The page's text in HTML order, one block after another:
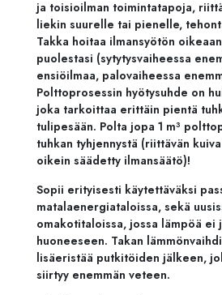
ja toisioilman toimintatapoja,
liekin suurelle tai pienelle,
Takka hoitaa ilmansyötön
puolestasi (sytytysvaiheessa
ensiöilmaa, palovaiheessa
Polttoprosessin hyötysuhde on
joka tarkoittaa erittäin pientä
tulipesään. Polta jopa 1 m³
tuhkan tyhjennystä (riittävän
oikein säädetty ilmansäätö)!
Sopii erityisesti käytettäväksi
matalaenergiataloissa, sekä
omakotitaloissa, jossa lämpöä ei
huoneeseen. Takan
lisäeristää putkitöiden jälkeen,
siirtyy enemmän veteen.